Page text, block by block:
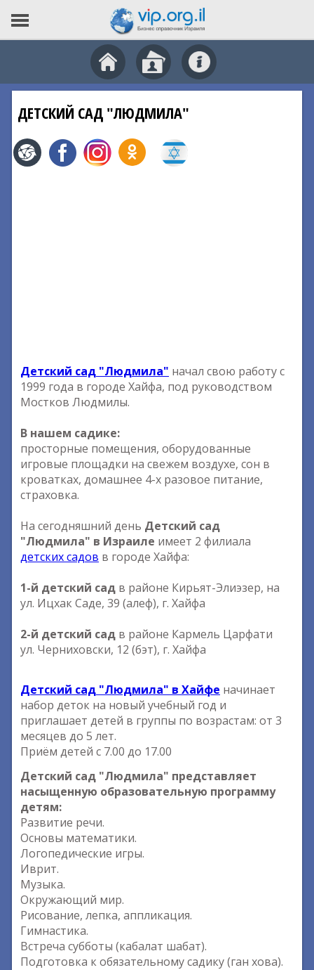
ДЕТСКИЙ САД "ЛЮДМИЛА"
Детский сад "Людмила" начал свою работу с
1999 года в городе Хайфа, под руководством
Мостков Людмилы.
В нашем садике:
просторные помещения, оборудованные
игровые площадки на свежем воздухе, сон в
кроватках, домашнее 4-х разовое питание,
страховка.
На сегодняшний день Детский сад
"Людмила" в Израиле имеет 2 филиала
детских садов в городе Хайфа:
1-й детский сад в районе Кирьят-Элиэзер, на
ул. Ицхак Саде, 39 (алеф), г. Хайфа
2-й детский сад в районе Кармель Царфати
ул. Черниховски, 12 (бэт), г. Хайфа
Детский сад "Людмила" в Хайфе начинает
набор деток на новый учебный год и
приглашает детей в группы по возрастам: от 3
месяцев до 5 лет.
Приём детей с 7.00 до 17.00
Детский сад "Людмила" представляет
насыщенную образовательную программу
детям:
Развитие речи.
Основы математики.
Логопедические игры.
Иврит.
Музыка.
Окружающий мир.
Рисование, лепка, аппликация.
Гимнастика.
Встреча субботы (кабалат шабат).
Подготовка к обязательному садику (ган хова).